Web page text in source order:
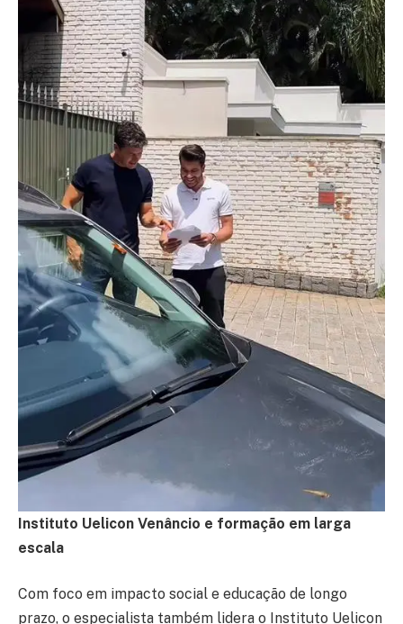
Instituto Uelicon Venâncio e formação em larga
escala
Com foco em impacto social e educação de longo
prazo, o especialista também lidera o Instituto Uelicon